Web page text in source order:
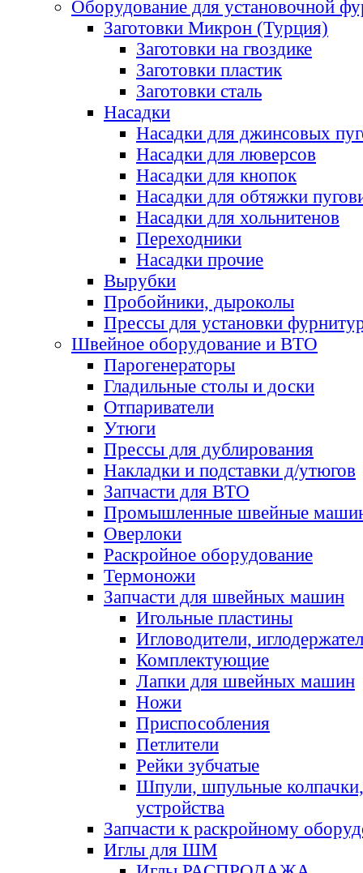
Оборудование для установочной
Заготовки Микрон (Турция)
Заготовки на гвоздике
Заготовки пластик
Заготовки сталь
Насадки
Насадки для джинсовых
Насадки для люверсов
Насадки для кнопок
Насадки для обтяжки
Насадки для хольнитенов
Переходники
Насадки прочие
Вырубки
Пробойники, дыроколы
Прессы для установки
Швейное оборудование и ВТО
Парогенераторы
Гладильные столы и доски
Отпариватели
Утюги
Прессы для дублирования
Накладки и подставки д/утюгов
Запчасти для ВТО
Промышленные швейные
Оверлоки
Раскройное оборудование
Термоножи
Запчасти для швейных машин
Игольные пластины
Игловодители,
Комплектующие
Лапки для швейных машин
Ножи
Приспособления
Петлители
Рейки зубчатые
Шпули, шпульные
устройства
Запчасти к раскройному
Иглы для ШМ